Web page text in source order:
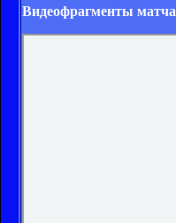
Видеофрагменты матча